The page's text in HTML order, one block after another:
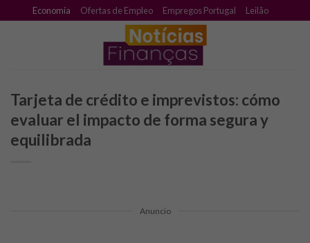
to
Economía Ofertas de Empleo Empregos Portugal Leilão
Tarjeta de crédito e imprevistos: cómo
evaluar el impacto de forma segura y
equilibrada
Anuncio